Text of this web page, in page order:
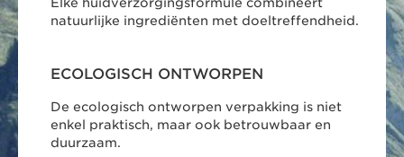
natuurlijke ingrediënten met doeltreffendheid.
ECOLOGISCH ONTWORPEN
De ecologisch ontworpen verpakking is niet
enkel praktisch, maar ook betrouwbaar en
duurzaam.